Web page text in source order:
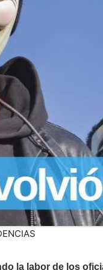
la labor de los